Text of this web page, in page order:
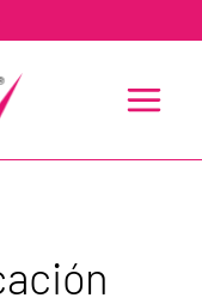
MENU